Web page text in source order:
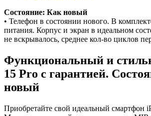
Состояние: Как новый
• Телефон в состоянии нового. В
питания. Корпус и экран в идеальном
не вскрывалось, среднее кол-во циклов
Функциональный и
15 Pro с гарантией.
новый
Приобретайте свой идеальный смартфон